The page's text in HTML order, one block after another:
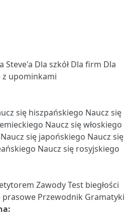
Steve'a Dla szkół Dla firm Dla
z upominkami
się hiszpańskiego Naucz się
Naucz się włoskiego
Naucz się japońskiego Naucz się
Naucz się rosyjskiego
ZawodyTest biegłości
prasowe Przewodnik Gramatyki